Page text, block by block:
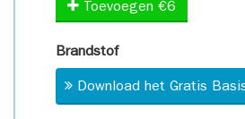
Toevoegen €6
Brandstof
Download het Gratis